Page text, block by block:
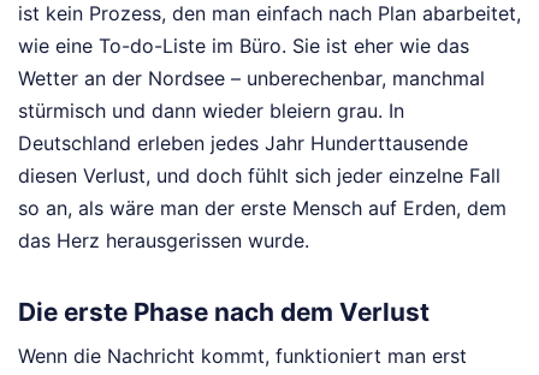
ist kein Prozess, den man einfach nach Plan abarbeitet,
wie eine To-do-Liste im Büro. Sie ist eher wie das
Wetter an der Nordsee – unberechenbar, manchmal
stürmisch und dann wieder bleiern grau. In
Deutschland erleben jedes Jahr Hunderttausende
diesen Verlust, und doch fühlt sich jeder einzelne Fall
so an, als wäre man der erste Mensch auf Erden, dem
das Herz herausgerissen wurde.
Die erste Phase nach dem Verlust
Wenn die Nachricht kommt, funktioniert man erst